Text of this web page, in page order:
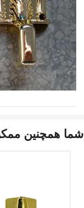
شما همچنین